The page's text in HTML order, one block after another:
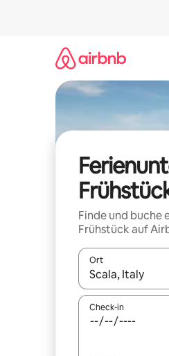
Finde und
Frühstück auf
Ort
Wenn
Check-in